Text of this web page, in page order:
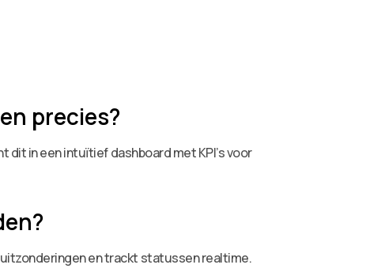
precies?
in een intuïtief dashboard met KPI’s voor
en trackt statussen realtime.